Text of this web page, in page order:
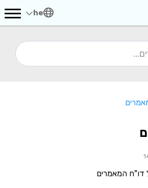
he
המאמרים